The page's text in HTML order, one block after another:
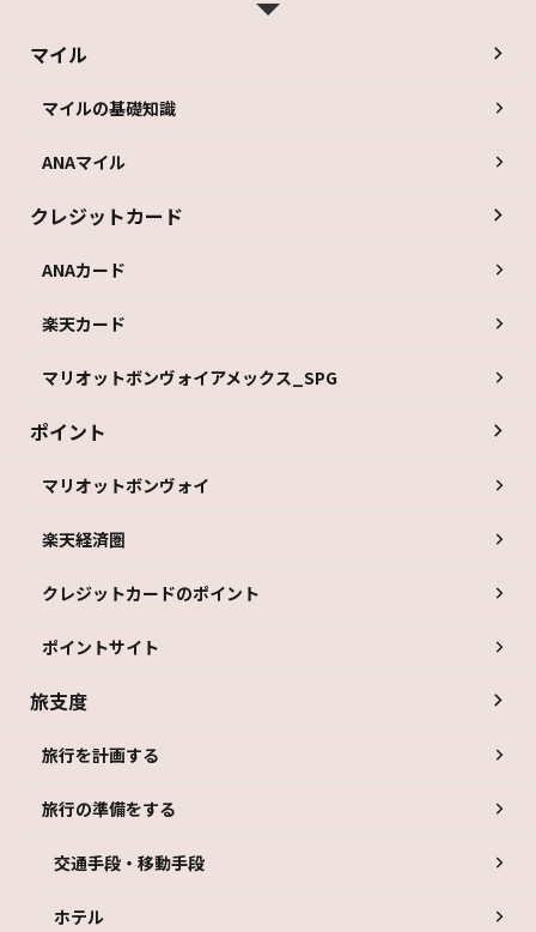
マイル
マイルの基礎知識
ANAマイル
クレジットカード
ANAカード
楽天カード
マリオットボンヴォイアメックス_SPG
ポイント
マリオットボンヴォイ
楽天経済圏
クレジットカードのポイント
ポイントサイト
旅支度
旅行を計画する
旅行の準備をする
交通手段・移動手段
ホテル